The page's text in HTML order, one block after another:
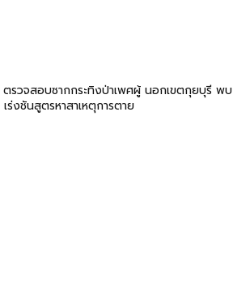
ตรวจสอบซากกระทิงป่าเพศผู้ นอกเขตกุยบุรี พบ
งชันสูตรหาสาเหตุการตาย